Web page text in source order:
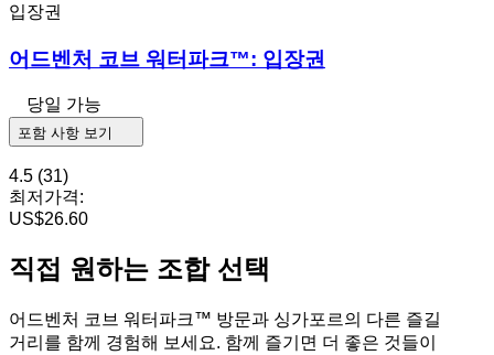
입장권
어드벤처 코브 워터파크™: 입장권
당일 가능
포함 사항 보기
4.5 (31)
최저가격:
US$26.60
직접 원하는 조합 선택
어드벤처 코브 워터파크™ 방문과 싱가포르의 다른 즐길
거리를 함께 경험해 보세요. 함께 즐기면 더 좋은 것들이